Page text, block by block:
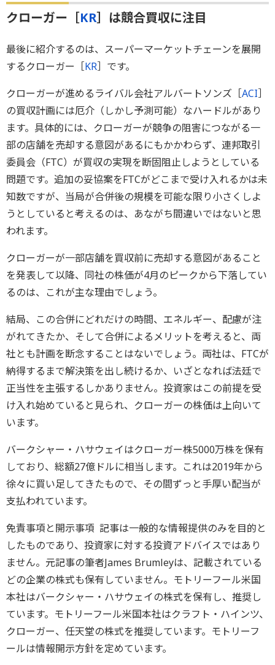
クローガー［KR］は競合買収に注目
最後に紹介するのは、スーパーマーケットチェーンを展開
するクローガー［KR］です。
クローガーが進めるライバル会社アルバートソンズ［ACI］
の買収計画には厄介（しかし予測可能）なハードルがあり
ます。具体的には、クローガーが競争の阻害につながる一
部の店舗を売却する意図があるにもかかわらず、連邦取引
委員会（FTC）が買収の実現を断固阻止しようとしている
問題です。追加の妥協案をFTCがどこまで受け入れるかは未
知数ですが、当局が合併後の規模を可能な限り小さくしよ
うとしていると考えるのは、あながち間違いではないと思
われます。
クローガーが一部店舗を買収前に売却する意図があること
を発表して以降、同社の株価が4月のピークから下落してい
るのは、これが主な理由でしょう。
結局、この合併にどれだけの時間、エネルギー、配慮が注
がれてきたか、そして合併によるメリットを考えると、両
社とも計画を断念することはないでしょう。両社は、FTCが
納得するまで解決策を出し続けるか、いざとなれば法廷で
正当性を主張するしかありません。投資家はこの前提を受
け入れ始めていると見られ、クローガーの株価は上向いて
います。
バークシャー・ハサウェイはクローガー株5000万株を保有
しており、総額27億ドルに相当します。これは2019年から
徐々に買い足してきたもので、その間ずっと手厚い配当が
支払われています。
免責事項と開示事項 記事は一般的な情報提供のみを目的と
したものであり、投資家に対する投資アドバイスではあり
ません。元記事の筆者James Brumleyは、記載されている
どの企業の株式も保有していません。モトリーフール米国
本社はバークシャー・ハサウェイの株式を保有し、推奨し
ています。モトリーフール米国本社はクラフト・ハインツ、
クローガー、任天堂の株式を推奨しています。モトリーフ
ールは情報開示方針を定めています。